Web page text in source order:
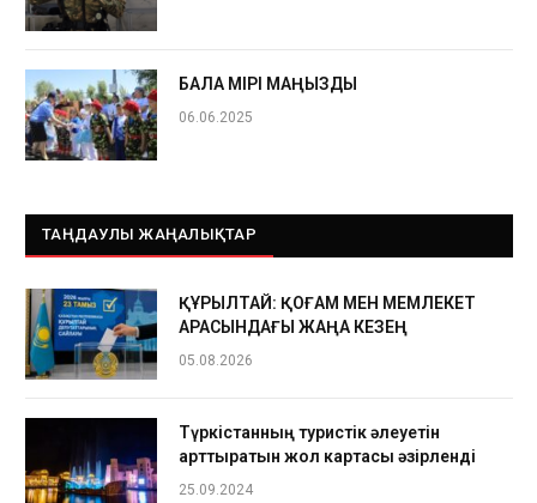
БАЛА ӨМІРІ МАҢЫЗДЫ
06.06.2025
ТАҢДАУЛЫ ЖАҢАЛЫҚТАР
ҚҰРЫЛТАЙ: ҚОҒАМ МЕН МЕМЛЕКЕТ
АРАСЫНДАҒЫ ЖАҢА КЕЗЕҢ
05.08.2026
Түркістанның туристік әлеуетін
арттыратын жол картасы әзірленді
25.09.2024